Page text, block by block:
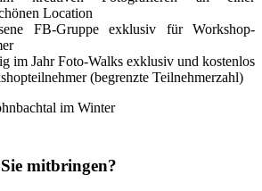
Location
FB-Gruppe exklusiv für Workshop-
im Jahr Foto-Walks exklusiv und kostenlos
(begrenzte Teilnehmerzahl)
mitbringen?